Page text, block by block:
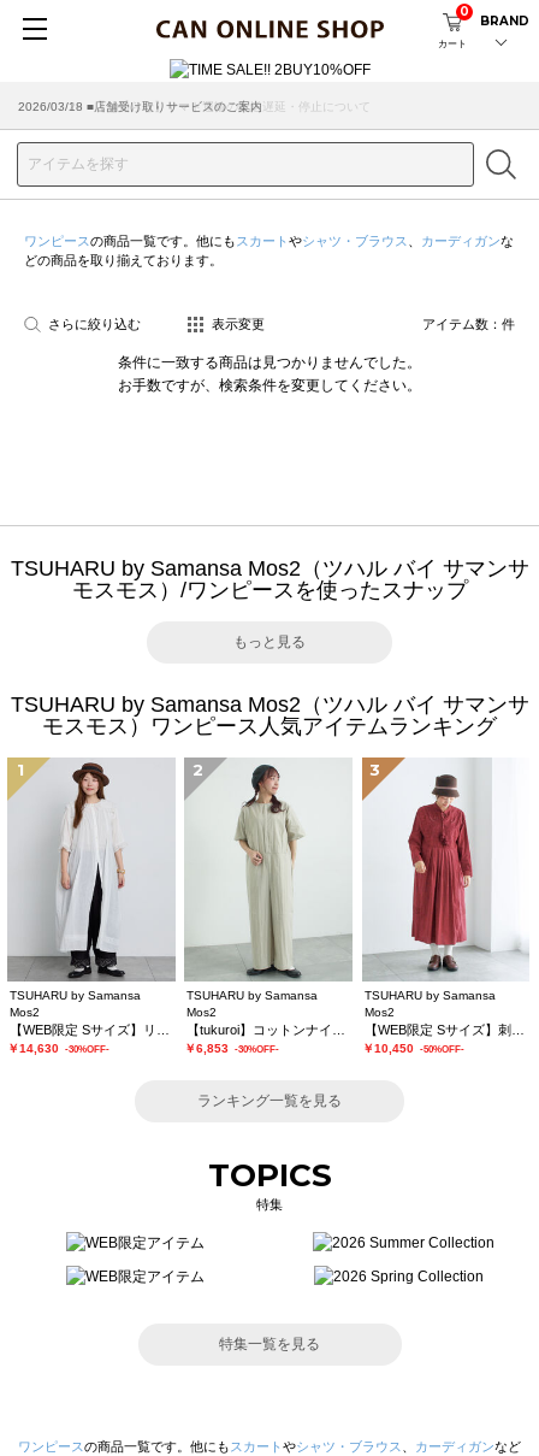
カート
0
BRAND
2026/07/29 ■【お知らせ】ヤマト運輸の配送遅延・停止について
2026/03/18 ■店舗受け取りサービスのご案内
ワンピースの商品一覧です。他にも スカート やシャツ・ブラウス カーディガンな
どの商品を取り揃えております。
さらに絞り込む 表示変更 アイテム数： 件
条件に一致する商品は見つかりませんでした。
お手数ですが、検索条件を変更してください。
TSUHARU by Samansa Mos2（ツハル バイ サマンサ
モスモス）/ワンピースを使ったスナップ
もっと見る
TSUHARU by Samansa Mos2（ツハル バイ サマンサ
モスモス）ワンピース人気アイテムランキング
1
TSUHARU by Samansa
Mos2
￥14,630 -30%OFF-
2
TSUHARU by Samansa
Mos2
￥6,853 -30%OFF-
3
TSUHARU by Samansa
Mos2
￥10,450 -50%OFF-
ランキング一覧を見る
TOPICS
特集
特集一覧を見る
ワンピースの商品一覧です。他にも スカート やシャツ・ブラウス カーディガンなど